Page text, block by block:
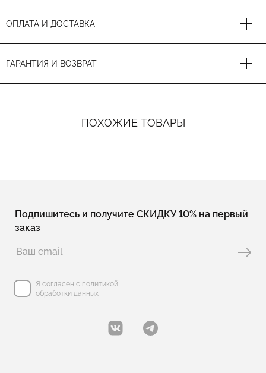
ОПЛАТА И ДОСТАВКА
ГАРАНТИЯ И ВОЗВРАТ
ПОХОЖИЕ ТОВАРЫ
Подпишитесь и получите СКИДКУ 10% на первый
заказ
Я согласен с политикой
обработки данных